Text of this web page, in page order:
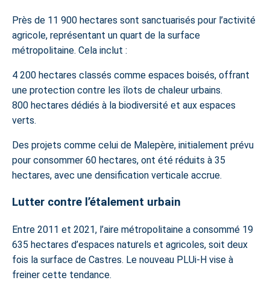
Près de 11 900 hectares sont sanctuarisés pour l’activité
agricole, représentant un quart de la surface
métropolitaine. Cela inclut :
4 200 hectares classés comme espaces boisés, offrant
une protection contre les îlots de chaleur urbains.
800 hectares dédiés à la biodiversité et aux espaces
verts.
Des projets comme celui de Malepère, initialement prévu
pour consommer 60 hectares, ont été réduits à 35
hectares, avec une densification verticale accrue.
Lutter contre l’étalement urbain
Entre 2011 et 2021, l’aire métropolitaine a consommé 19
635 hectares d’espaces naturels et agricoles, soit deux
fois la surface de Castres. Le nouveau PLUi-H vise à
freiner cette tendance.